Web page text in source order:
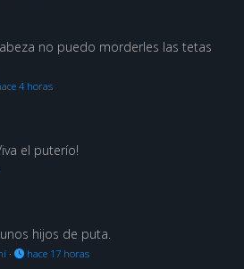
no puedo morderles las tetas
4 horas
el puterío!
hijos de puta.
· hace 17 horas